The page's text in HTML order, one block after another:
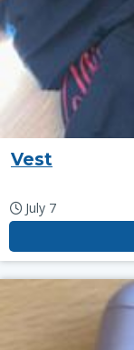
Vest
July 7